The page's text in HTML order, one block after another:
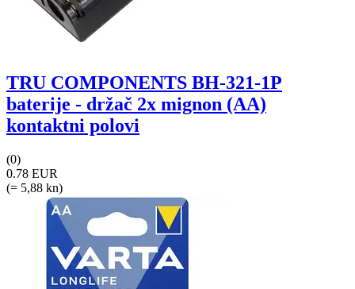
TRU COMPONENTS BH-321-1P
baterije - držač 2x mignon (AA)
kontaktni polovi
(0)
0.78 EUR
(= 5,88 kn)